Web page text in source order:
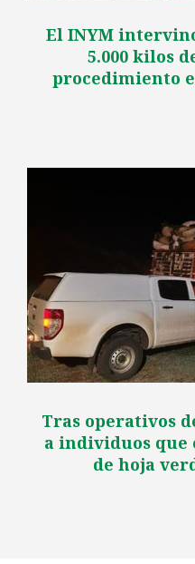
El INYM
5.000 kilos
procedimiento
Tras operativos
a individuos
de hoja